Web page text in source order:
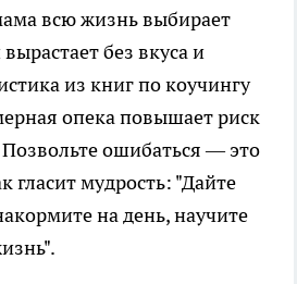
всю жизнь выбирает
без вкуса и
из книг по коучингу
опека повышает риск
ошибаться — это
гласит мудрость: "Дайте
на день, научите